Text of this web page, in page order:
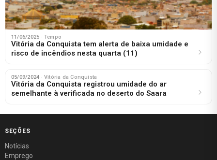
11/06/2025 · Tempo
Vitória da Conquista tem alerta de baixa umidade e
risco de incêndios nesta quarta (11)
05/09/2024 · Vitória da Conquista
Vitória da Conquista registrou umidade do ar
semelhante à verificada no deserto do Saara
SEÇÕES
Notícias
Emprego